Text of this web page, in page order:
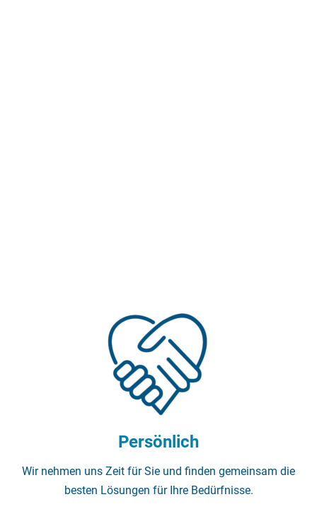
Persönlich
Wir nehmen uns Zeit für Sie und finden gemeinsam die
besten Lösungen für Ihre Bedürfnisse.